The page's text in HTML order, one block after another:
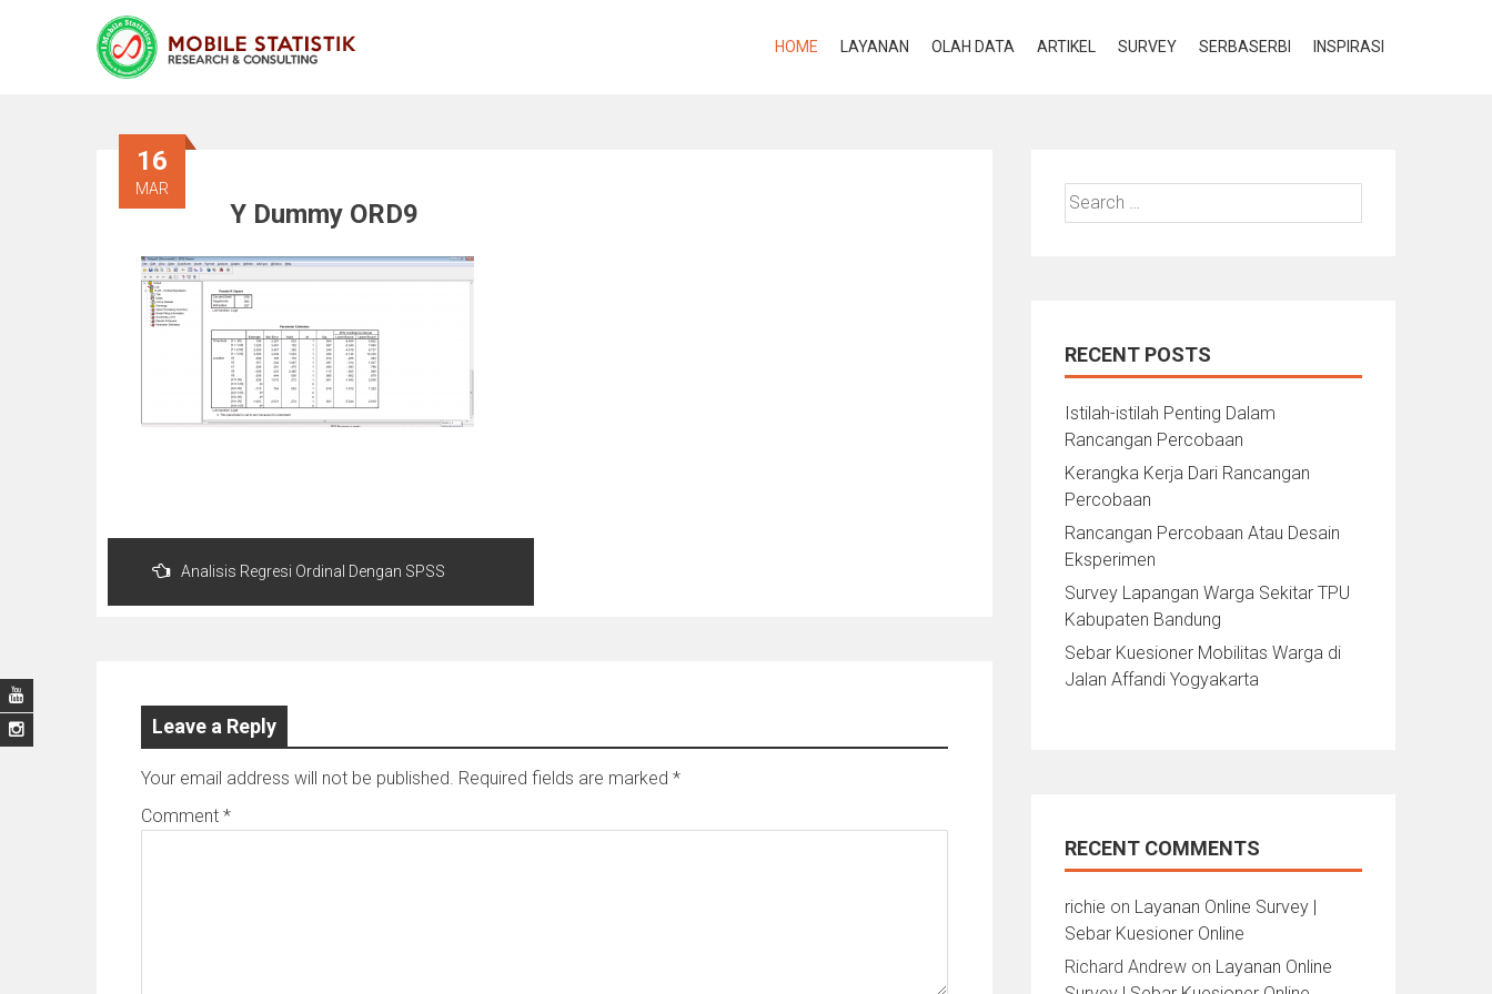
HOME LAYANAN OLAH DATA ARTIKEL SURVEY SERBASERBI INSPIRASI
Y Dummy ORD9
16
MAR
Post
navigationAnalisis Regresi Ordinal Dengan SPSS
Leave a Reply
Your email address will not be published. Required fields are marked *
Comment *
Search
for:
RECENT POSTS
Istilah-istilah Penting Dalam
Rancangan Percobaan
Kerangka Kerja Dari Rancangan
Percobaan
Rancangan Percobaan Atau Desain
Eksperimen
Survey Lapangan Warga Sekitar TPU
Kabupaten Bandung
Sebar Kuesioner Mobilitas Warga di
Jalan Affandi Yogyakarta
RECENT COMMENTS
richie on Layanan Online Survey |
Sebar Kuesioner Online
Richard Andrew on Layanan Online